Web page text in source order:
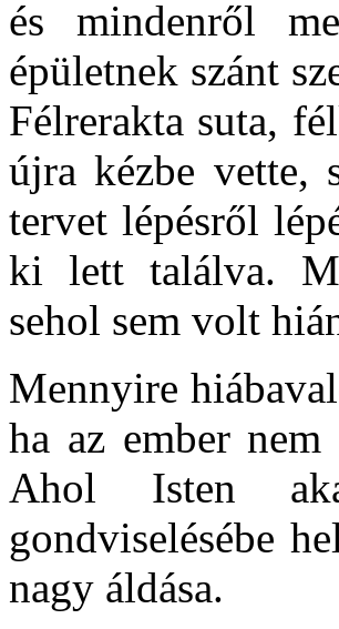
és mindenről
épületnek szánt
Félrerakta suta,
újra kézbe vette,
tervet lépésről
ki lett találva.
sehol sem volt
Mennyire
ha az ember
Ahol Isten
gondviselésébe
nagy áldása.